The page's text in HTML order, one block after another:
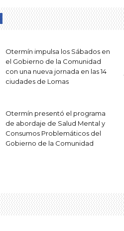
Otermín impulsa los Sábados en
el Gobierno de la Comunidad
con una nueva jornada en las 14
ciudades de Lomas
Otermín presentó el programa
de abordaje de Salud Mental y
Consumos Problemáticos del
Gobierno de la Comunidad